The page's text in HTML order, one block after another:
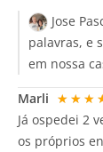
Jose
palavras, e
em nossa
Marli
Já ospedei 2
os próprios